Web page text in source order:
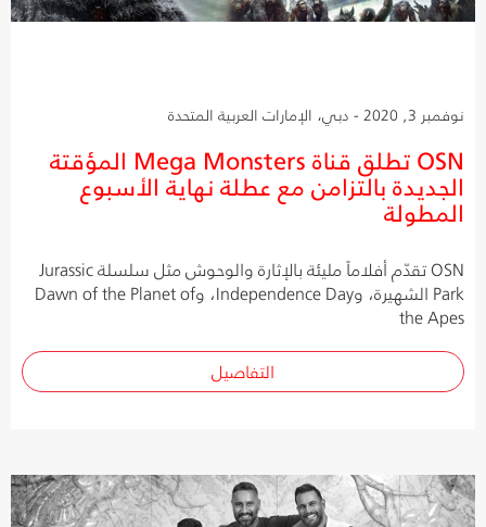
نوفمبر 3, 2020 - دبي، الإمارات العربية المتحدة
OSN تطلق قناة Mega Monsters المؤقتة
الجديدة بالتزامن مع عطلة نهاية الأسبوع
المطولة
OSN تقدّم أفلاماً مليئة بالإثارة والوحوش مثل سلسلة Jurassic
Park الشهيرة، وIndependence Day، وDawn of the Planet of
the Apes
التفاصيل